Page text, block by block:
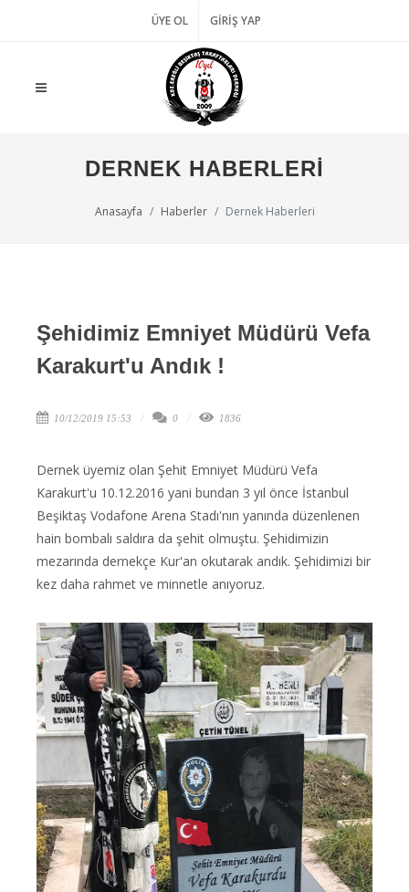
ÜYE OL GIRIŞ YAP
DERNEK HABERLERI
Anasayfa Haberler Dernek Haberleri
Şehidimiz Emniyet Müdürü Vefa
Karakurt'u Andık !
10/12/2019 15:53 0 1836
Dernek üyemiz olan Şehit Emniyet Müdürü Vefa
Karakurt'u 10.12.2016 yani bundan 3 yıl önce İstanbul
Beşiktaş Vodafone Arena Stadı'nın yanında düzenlenen
hain bombalı saldıra da şehit olmuştu. Şehidimizin
mezarında dernekçe Kur'an okutarak andık. Şehidimizi bir
kez daha rahmet ve minnetle anıyoruz.